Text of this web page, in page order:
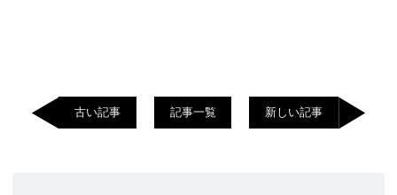
古い記事 記事一覧 新しい記事